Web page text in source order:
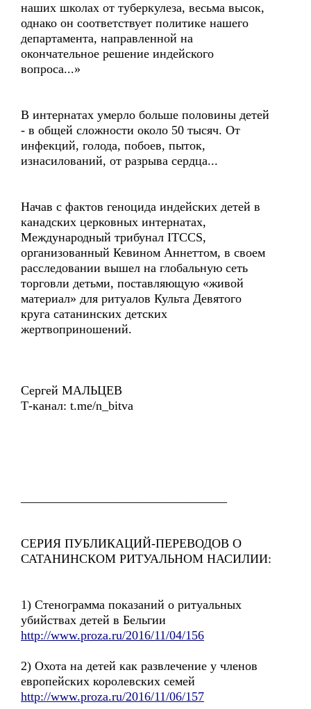
наших школах от туберкулеза, весьма высок,
однако он соответствует политике нашего
департамента, направленной на
окончательное решение индейского
вопроса...»
В интернатах умерло больше половины детей
- в общей сложности около 50 тысяч. От
инфекций, голода, побоев, пыток,
изнасилований, от разрыва сердца...
Начав с фактов геноцида индейских детей в
канадских церковных интернатах,
Международный трибунал ITCCS,
организованный Кевином Аннеттом, в своем
расследовании вышел на глобальную сеть
торговли детьми, поставляющую «живой
материал» для ритуалов Культа Девятого
круга сатанинских детских
жертвоприношений.
Сергей МАЛЬЦЕВ
Т-канал: t.me/n_bitva
СЕРИЯ ПУБЛИКАЦИЙ-ПЕРЕВОДОВ О
САТАНИНСКОМ РИТУАЛЬНОМ НАСИЛИИ:
1) Стенограмма показаний о ритуальных
убийствах детей в Бельгии
http://www.proza.ru/2016/11/04/156
2) Охота на детей как развлечение у членов
европейских королевских семей
http://www.proza.ru/2016/11/06/157